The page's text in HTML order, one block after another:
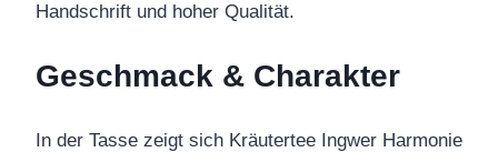
Handschrift und hoher Qualität.
Geschmack & Charakter
In der Tasse zeigt sich Kräutertee Ingwer Harmonie